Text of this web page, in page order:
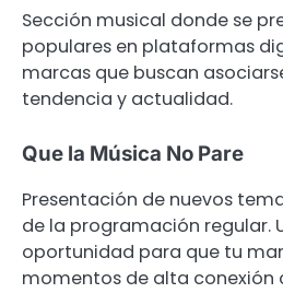
Sección musical donde se
populares en plataformas
marcas que buscan
tendencia y actualidad.
Que la Música No Pare
Presentación de nuevos
de la programación regular.
oportunidad para que tu
momentos de alta conexión